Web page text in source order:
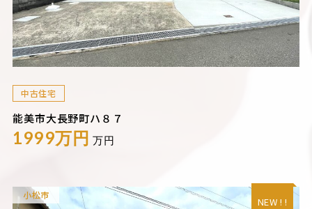
中古住宅
能美市大長野町ハ８７
1999万円 万円
小松市
NEW ! !